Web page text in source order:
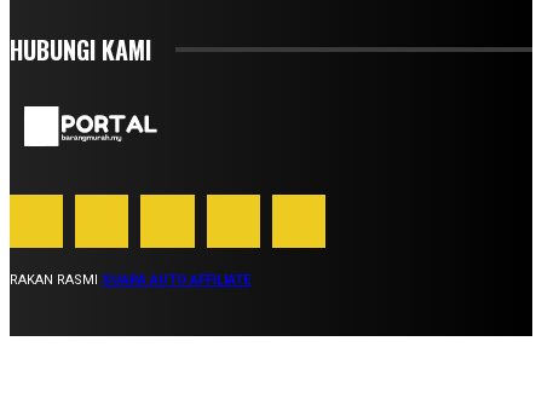
HUBUNGI KAMI
RAKAN RASMI SUARA AUTO AFFILIATE